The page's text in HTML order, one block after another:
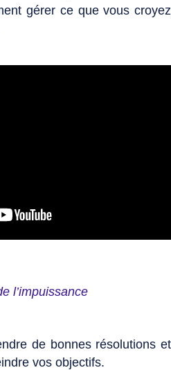
gérer ce que vous croyez
l’impuissance
de bonnes résolutions et
vos objectifs.